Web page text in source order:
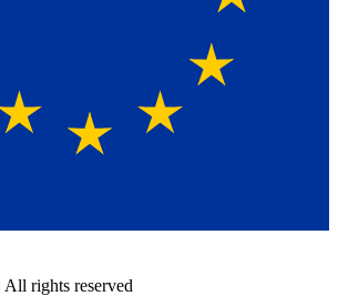
All rights reserved